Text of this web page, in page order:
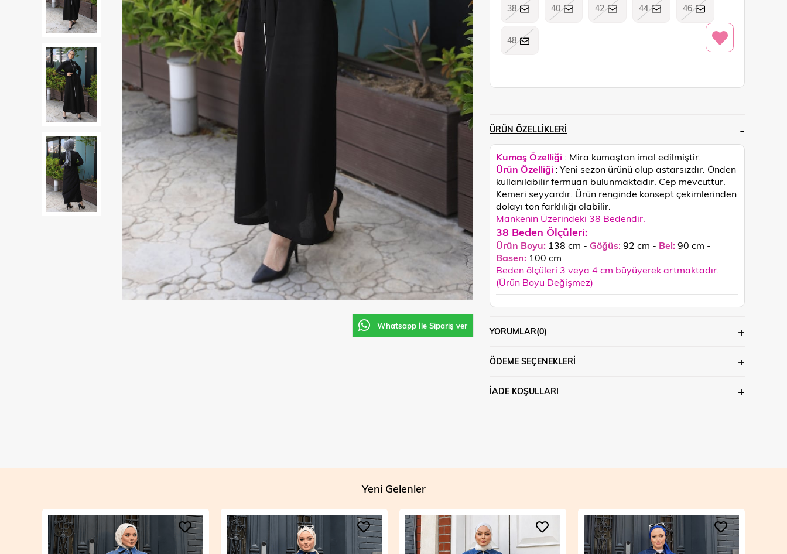
Whatsapp İle Sipariş ver
38 40 42 44 46
48
ÜRÜN ÖZELLIKLERI
Kumaş Özelliği : Mira kumaştan imal edilmiştir.
Ürün Özelliği :Yeni sezon ürünü olup astarsızdır. Önden
kullanılabilir fermuarı bulunmaktadır. Cep mevcuttur.
Kemeri seyyardır. Ürün renginde konsept çekimlerinden
dolayı ton farklılığı olabilir.
Mankenin Üzerindeki 38 Bedendir.
38 Beden Ölçüleri:
Ürün Boyu: 138 cm - Göğüs: 92 cm - Bel:90 cm -
Basen: 100 cm
Beden ölçüleri 3 veya 4 cm büyüyerek artmaktadır.
(Ürün Boyu Değişmez)
YORUMLAR(0)
ÖDEME SEÇENEKLERI
İADE KOŞULLARI
Yeni Gelenler